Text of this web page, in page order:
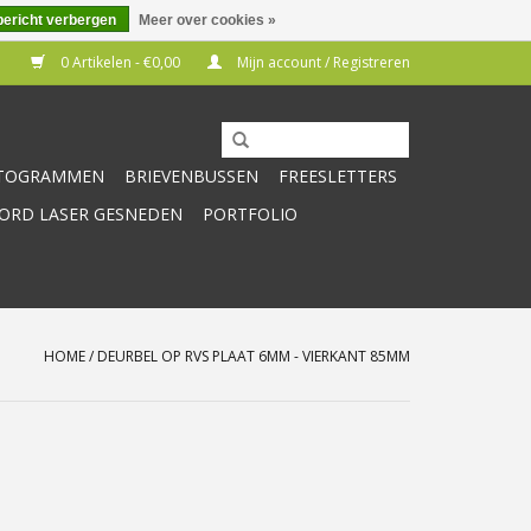
0 Artikelen - €0,00 Mijn account / Registreren
BRIEVENBUSSEN
FREESLETTERS
LASER GESNEDEN
PORTFOLIO
HOME/ DEURBEL OP RVS PLAAT 6MM - VIERKANT 85MM
verbergen Meer over cookies »